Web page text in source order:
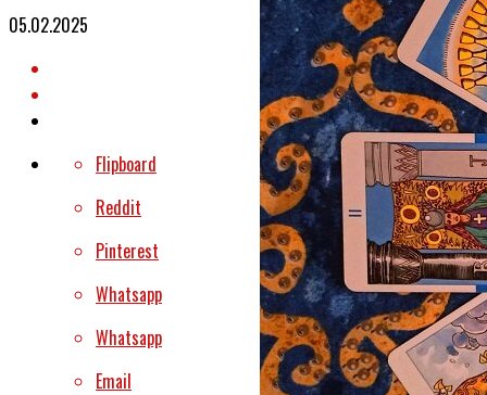
05.02.2025
Flipboard
Reddit
Pinterest
Whatsapp
Whatsapp
Email